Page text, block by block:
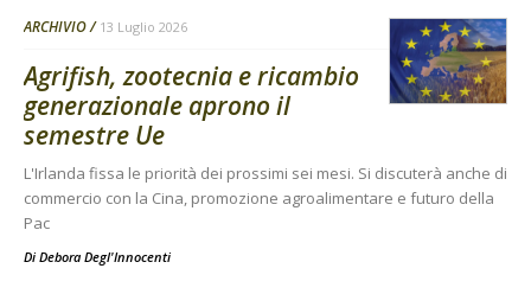
ARCHIVIO 13 Luglio 2026
Agrifish, zootecnia e ricambio
generazionale aprono il
semestre Ue
L'Irlanda fissa le priorità dei prossimi sei mesi. Si discuterà anche di
commercio con la Cina, promozione agroalimentare e futuro della
Pac
Di Debora Degl'Innocenti